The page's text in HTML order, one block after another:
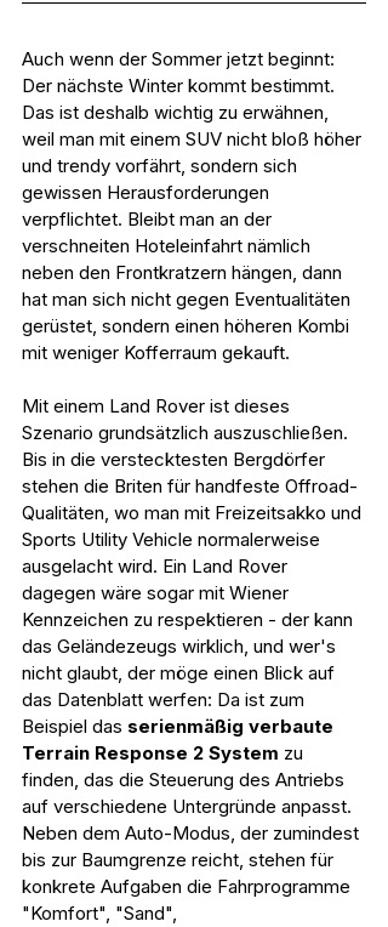
Auch wenn der Sommer jetzt beginnt:
Der nächste Winter kommt bestimmt.
Das ist deshalb wichtig zu erwähnen,
weil man mit einem SUV nicht bloß höher
und trendy vorfährt, sondern sich
gewissen Herausforderungen
verpflichtet. Bleibt man an der
verschneiten Hoteleinfahrt nämlich
neben den Frontkratzern hängen, dann
hat man sich nicht gegen Eventualitäten
gerüstet, sondern einen höheren Kombi
mit weniger Kofferraum gekauft.
Mit einem Land Rover ist dieses
Szenario grundsätzlich auszuschließen.
Bis in die verstecktesten Bergdörfer
stehen die Briten für handfeste Offroad-
Qualitäten, wo man mit Freizeitsakko und
Sports Utility Vehicle normalerweise
ausgelacht wird. Ein Land Rover
dagegen wäre sogar mit Wiener
Kennzeichen zu respektieren - der kann
das Geländezeugs wirklich, und wer's
nicht glaubt, der möge einen Blick auf
das Datenblatt werfen: Da ist zum
Beispiel das serienmäßig verbaute
Terrain Response 2 System zu
finden, das die Steuerung des Antriebs
auf verschiedene Untergründe anpasst.
Neben dem Auto-Modus, der zumindest
bis zur Baumgrenze reicht, stehen für
konkrete Aufgaben die Fahrprogramme
"Komfort", "Sand",